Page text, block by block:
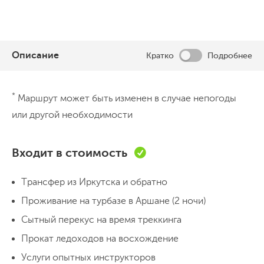
Описание Кратко Подробнее
Встреча в Иркутске и трансфер в
Аршан
Встречаемся в 12:00 по местному времени в
посёлок Аршан. Ехать примерно 3.5 часа, за это
время можно доспать с дороги, познакомиться с
товарищами по приключению или полюбоваться в
в гостиницу и сразу отправляемся гулять по посёлку.
Переезд 3,5 часа
* Маршрут может быть изменен в случае непогоды
или другой необходимости
Входит в стоимость
Трансфер из Иркутска и обратно
Проживание на турбазе в Аршане (2 ночи)
Сытный перекус на время треккинга
Прокат ледоходов на восхождение
Услуги опытных инструкторов